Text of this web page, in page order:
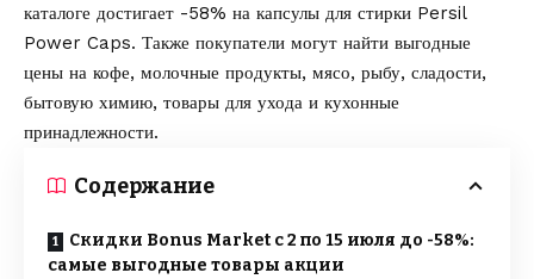
каталоге достигает -58% на капсулы для стирки Persil
Power Caps. Также покупатели могут найти выгодные
цены на кофе, молочные продукты, мясо, рыбу, сладости,
бытовую химию, товары для ухода и кухонные
принадлежности.
Содержание
Скидки Bonus Market с 2 по 15 июля до -58%:
самые выгодные товары акции